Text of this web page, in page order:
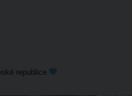
republice.